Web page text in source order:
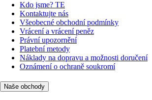
Kdo jsme? TE
Kontaktujte nás
Všeobecné obchodní podmínky
Vrácení a vrácení peněz
Právní upozornění
Platební metody
Náklady na dopravu a možnosti doručení
Oznámení o ochraně soukromí
Naše obchody